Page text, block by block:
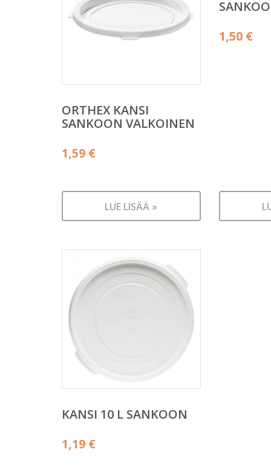
ORTHEX KANSI
SANKOON VALKOINEN
1,59 €
LUE LISÄÄ »
1,50 €
KANSI 10 L SANKOON
1,19 €